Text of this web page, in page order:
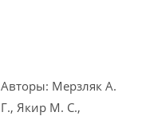
Авторы: Мерзляк А.
Г., Якир М. С.,